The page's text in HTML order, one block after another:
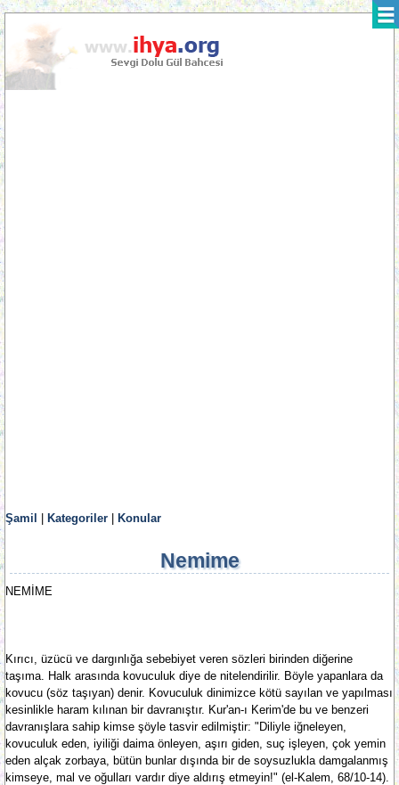
Şamil Kategoriler Konular
Nemime
NEMİME
Kırıcı, üzücü ve dargınlığa sebebiyet veren sözleri birinden diğerine
taşıma. Halk arasında kovuculuk diye de nitelendirilir. Böyle yapanlara da
kovucu (söz taşıyan) denir. Kovuculuk dinimizce kötü sayılan ve yapılması
kesinlikle haram kılınan bir davranıştır. Kur'an-ı Kerim'de bu ve benzeri
davranışlara sahip kimse şöyle tasvir edilmiştir: "Diliyle iğneleyen,
kovuculuk eden, iyiliği daima önleyen, aşırı giden, suç işleyen, çok yemin
eden alçak zorbaya, bütün bunlar dışında bir de soysuzlukla damgalanmış
kimseye, mal ve oğulları vardır diye aldırış etmeyin!" (el-Kalem, 68/10-14).